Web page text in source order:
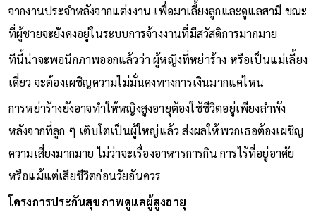
จากงานประจำหลังจากแต่งงาน เพื่อมาเลี้ยงลูกและดูแลสามี ขณะ
ที่ผู้ชายจะยังคงอยู่ในระบบการจ้างงานที่มีสวัสดิการมากมาย
ทีนี้น่าจะพอนึกภาพออกแล้วว่า ผู้หญิงที่หย่าร้าง หรือเป็นแม่เลี้ยง
เดี่ยว จะต้องเผชิญความไม่มั่นคงทางการเงินมากแค่ไหน
การหย่าร้างยังอาจทำให้หญิงสูงอายุต้องใช้ชีวิตอยู่เพียงลำพัง
หลังจากที่ลูก ๆ เติบโตเป็นผู้ใหญ่แล้ว ส่งผลให้พวกเธอต้องเผชิญ
ความเสี่ยงมากมาย ไม่ว่าจะเรื่องอาหารการกิน การไร้ที่อยู่อาศัย
หรือแม้แต่เสียชีวิตก่อนวัยอันควร
โครงการประกันสุขภาพดูแลผู้สูงอายุ